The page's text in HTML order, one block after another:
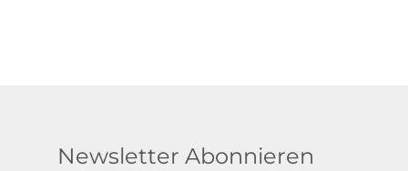
Newsletter Abonnieren